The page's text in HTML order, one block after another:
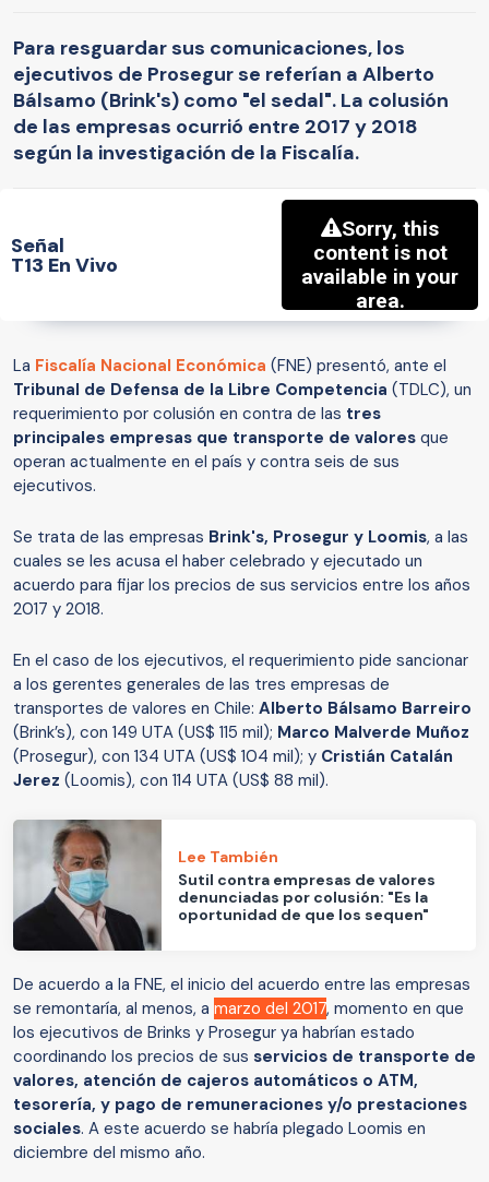
Para resguardar sus comunicaciones, los
ejecutivos de Prosegur se referían a Alberto
Bálsamo (Brink's) como "el sedal". La colusión
de las empresas ocurrió entre 2017 y 2018
según la investigación de la Fiscalía.
Señal
T13 En Vivo
La Fiscalía Nacional Económica (FNE) presentó, ante el
Tribunal de Defensa de la Libre Competencia (TDLC), un
requerimiento por colusión en contra de las tres
principales empresas que transporte de valores que
operan actualmente en el país y contra seis de sus
ejecutivos.
Se trata de las empresas Brink's, Prosegur y Loomis, a las
cuales se les acusa el haber celebrado y ejecutado un
acuerdo para fijar los precios de sus servicios entre los años
2017 y 2018.
En el caso de los ejecutivos, el requerimiento pide sancionar
a los gerentes generales de las tres empresas de
transportes de valores en Chile: Alberto Bálsamo Barreiro
(Brink’s), con 149 UTA (US$ 115 mil); Marco Malverde Muñoz
(Prosegur), con 134 UTA (US$ 104 mil); y Cristián Catalán
Jerez (Loomis), con 114 UTA (US$ 88 mil).
Lee También
Sutil contra empresas de valores
denunciadas por colusión: "Es la
oportunidad de que los sequen"
De acuerdo a la FNE, el inicio del acuerdo entre las empresas
se remontaría, al menos, a marzo del 2017, momento en que
los ejecutivos de Brinks y Prosegur ya habrían estado
coordinando los precios de sus servicios de transporte de
valores, atención de cajeros automáticos o ATM,
tesorería, y pago de remuneraciones y/o prestaciones
sociales. A este acuerdo se habría plegado Loomis en
diciembre del mismo año.